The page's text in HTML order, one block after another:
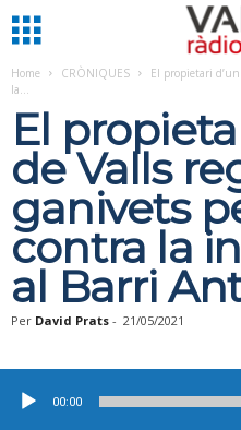
Home CRÒNIQUES
El propietari
la...
El
de Valls
ganivets
contra la
al Barri
Per David Prats - 21/05/2021
d'àudio
00:00